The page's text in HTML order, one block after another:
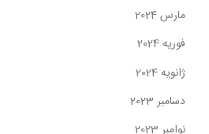
مارس 2024
فوریه 2024
ژانویه 2024
دسامبر 2023